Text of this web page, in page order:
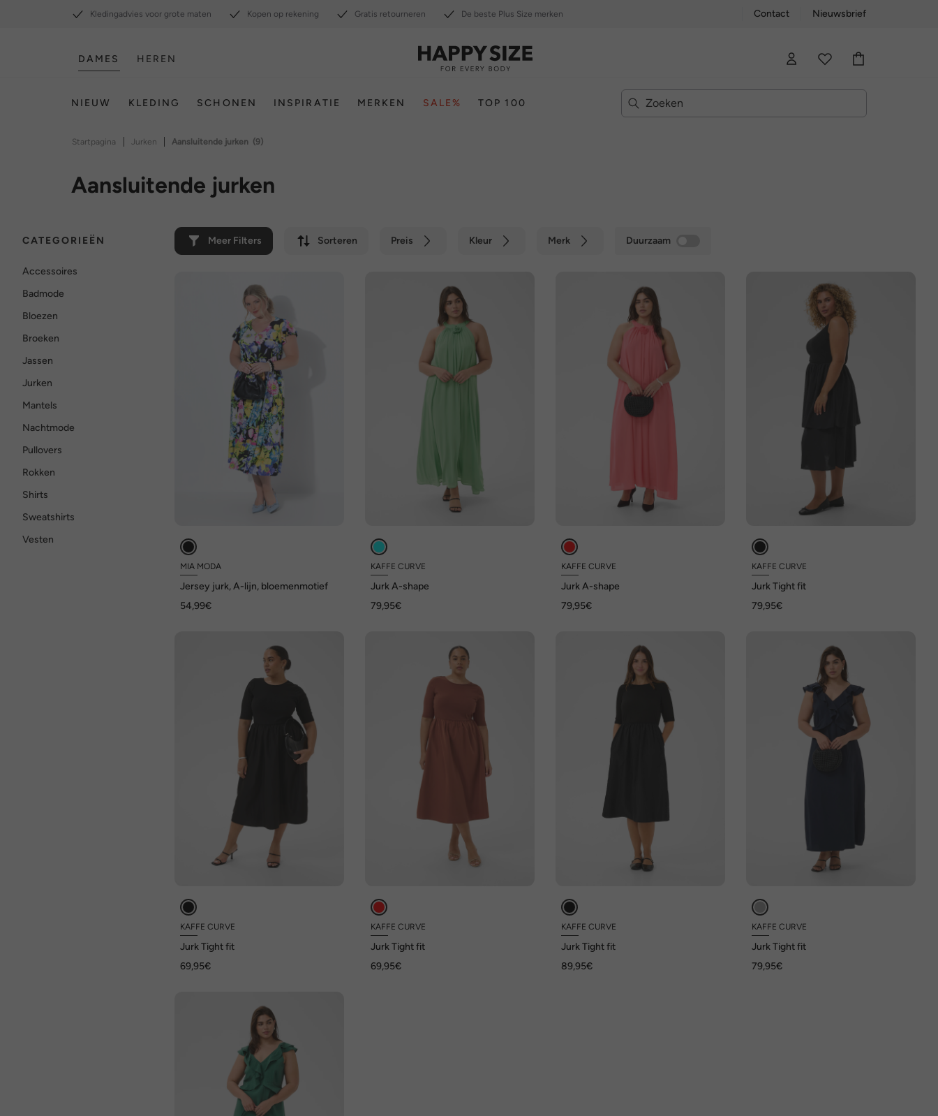
Kledingadvies voor grote maten Kopen op rekening Gratis retourneren De beste Plus Size merken Contact Nieuwsbrief
DAMES HEREN
NIEUW KLEDING SCHONEN INSPIRATIE MERKEN SALE% TOP 100
Startpagina | Jurken | Aansluitende jurken (9)
Aansluitende jurken
CATEGORIEËN Meer Filters Sorteren Preis Kleur Merk Duurzaam
Accessoires
Badmode
Bloezen
Broeken
Jassen
Jurken
Mantels
Nachtmode
Pullovers
Rokken
Shirts
Sweatshirts
Vesten
MIA MODA
Jersey jurk, A-lijn, bloemenmotief
54,99€
KAFFE CURVE
Jurk A-shape
79,95€
KAFFE CURVE
Jurk A-shape
79,95€
KAFFE CURVE
Jurk Tight fit
79,95€
KAFFE CURVE
Jurk Tight fit
69,95€
KAFFE CURVE
Jurk Tight fit
69,95€
KAFFE CURVE
Jurk Tight fit
89,95€
KAFFE CURVE
Jurk Tight fit
79,95€